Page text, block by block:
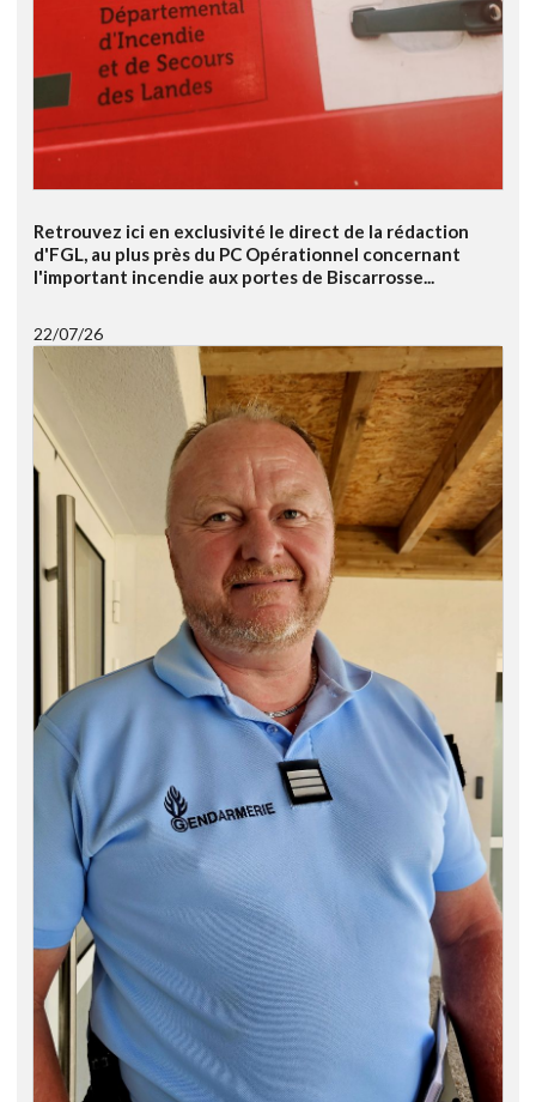
Retrouvez ici en exclusivité le direct de la rédaction
d'FGL, au plus près du PC Opérationnel concernant
l'important incendie aux portes de Biscarrosse...
22/07/26